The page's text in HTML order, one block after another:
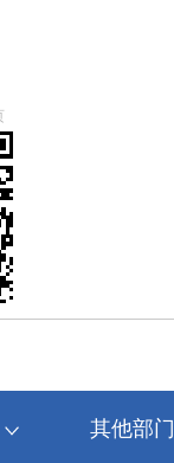
其他部门